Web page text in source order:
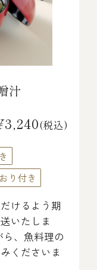
汁
(税込)
り付き
けるよう期
いたしま
、魚料理の
くださいま